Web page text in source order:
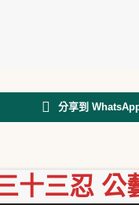
分享到
十三忍 公